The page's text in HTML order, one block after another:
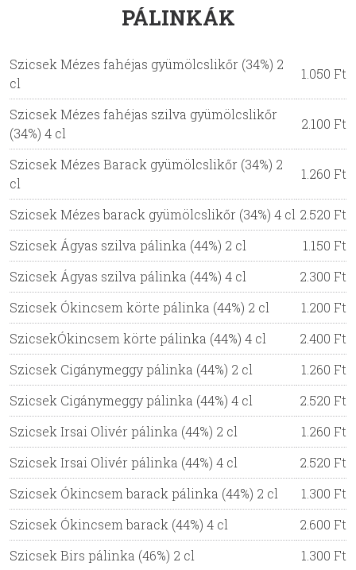
PÁLINKÁK
Szicsek Mézes fahéjas gyümölcslikőr (34%) 2
cl
1.050 Ft
Szicsek Mézes fahéjas szilva gyümölcslikőr
(34%) 4 cl
2.100 Ft
Szicsek Mézes Barack gyümölcslikőr (34%) 2
cl
1.260 Ft
Szicsek Mézes barack gyümölcslikőr (34%) 4 cl 2.520 Ft
Szicsek Ágyas szilva pálinka (44%) 2 cl
1.150 Ft
Szicsek Ágyas szilva pálinka (44%) 4 cl
2.300 Ft
Szicsek Ókincsem körte pálinka (44%) 2 cl
1.200 Ft
SzicsekÓkincsem körte pálinka (44%) 4 cl
2.400 Ft
Szicsek Cigánymeggy pálinka (44%) 2 cl
1.260 Ft
Szicsek Cigánymeggy pálinka (44%) 4 cl
2.520 Ft
Szicsek Irsai Olivér pálinka (44%) 2 cl
1.260 Ft
Szicsek Irsai Olivér pálinka (44%) 4 cl
2.520 Ft
Szicsek Ókincsem barack pálinka (44%) 2 cl
1.300 Ft
Szicsek Ókincsem barack (44%) 4 cl
2.600 Ft
Szicsek Birs pálinka (46%) 2 cl
1.300 Ft